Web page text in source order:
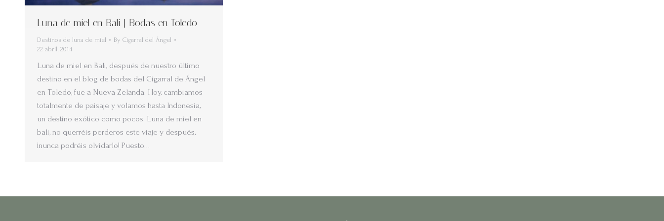
Luna de miel en Bali | Bodas en Toledo
Destinos de luna de miel By Cigarral del Ángel
22 abril, 2014
Luna de miel en Bali, después de nuestro último
destino en el blog de bodas del Cigarral de Ángel
en Toledo, fue a Nueva Zelanda. Hoy, cambiamos
totalmente de paisaje y volamos hasta Indonesia,
un destino exótico como pocos. Luna de miel en
bali, no querréis perderos este viaje y después,
¡nunca podréis olvidarlo! Puesto…